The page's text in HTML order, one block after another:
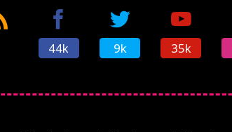
44k 9k 35k